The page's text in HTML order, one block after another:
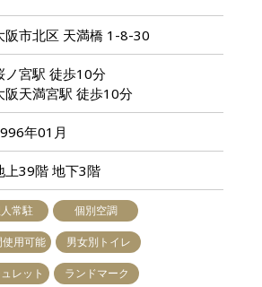
阪市北区 天満橋 1-8-30
ノ宮駅 徒歩10分
阪天満宮駅 徒歩10分
年01月
上39階 地下3階
常駐 個別空調
用可能 男女別トイレ
レット ランドマーク